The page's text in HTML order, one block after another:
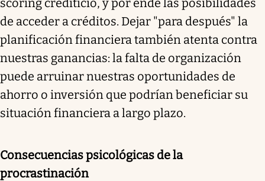
scoring crediticio, y por ende las posibilidades
de acceder a créditos. Dejar "para después" la
planificación financiera también atenta contra
nuestras ganancias: la falta de organización
puede arruinar nuestras oportunidades de
ahorro o inversión que podrían beneficiar su
situación financiera a largo plazo.
Consecuencias psicológicas de la
procrastinación